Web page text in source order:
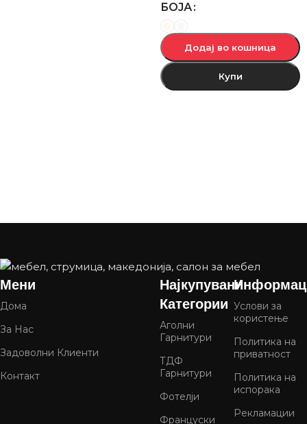
БОЈА
Додај во кошница
Купи
Мени
Дома
За Нас
Задоволни Клиенти
Контакт
Најкупувани
Категории
Аголни
Гарнитури
ТДФ
Гарнитури
Фотелји
Француски
Услови за
користење
Политика на
приватност
Политика на
испорака
Рекламации